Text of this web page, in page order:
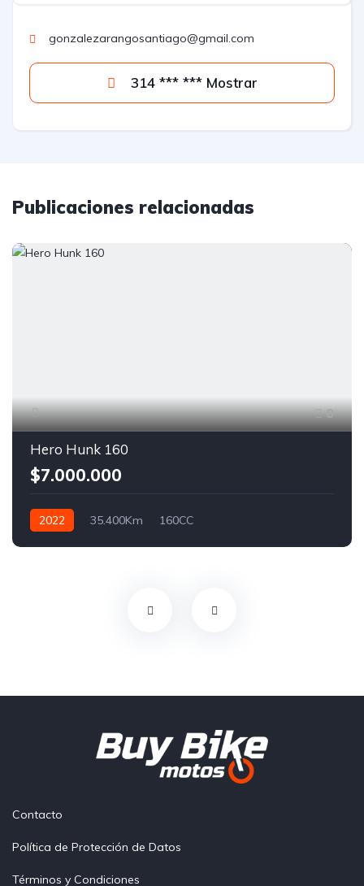
gonzalezarangosantiago@gmail.com
314 *** *** Mostrar
Publicaciones relacionadas
8
Hero Hunk 160
$7.000.000
2022 35.400Km 160CC
Contacto
Política de Protección de Datos
Términos y Condiciones